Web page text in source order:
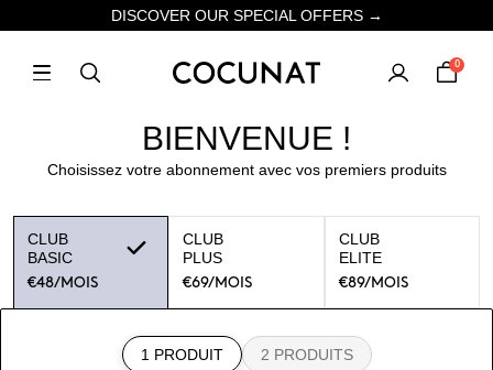
DISCOVER OUR SPECIAL OFFERS →
0
BIENVENUE !
Choisissez votre abonnement avec vos premiers produits
CLUB
BASIC
€48/MOIS
CLUB
PLUS
€69/MOIS
CLUB
ELITE
€89/MOIS
1 PRODUIT 2 PRODUITS